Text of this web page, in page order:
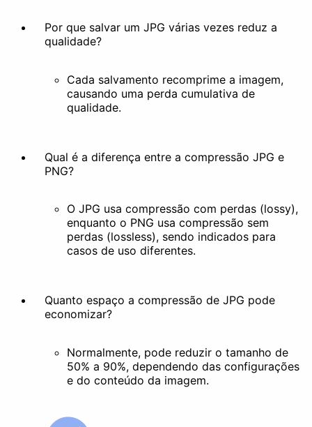
Por que salvar um JPG várias vezes reduz a
qualidade?
Cada salvamento recomprime a imagem,
causando uma perda cumulativa de
qualidade.
Qual é a diferença entre a compressão JPG e
PNG?
O JPG usa compressão com perdas (lossy),
enquanto o PNG usa compressão sem
perdas (lossless), sendo indicados para
casos de uso diferentes.
Quanto espaço a compressão de JPG pode
economizar?
Normalmente, pode reduzir o tamanho de
50% a 90%, dependendo das configurações
e do conteúdo da imagem.